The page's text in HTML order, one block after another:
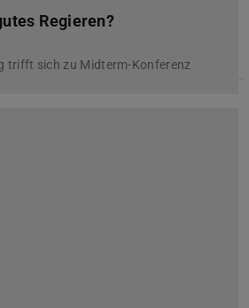
Regieren?
trifft sich zu Midterm-Konferenz